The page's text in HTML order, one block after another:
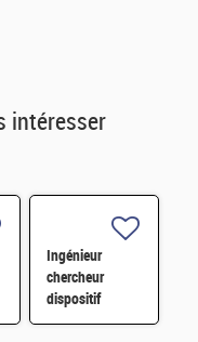
intéresser
Ingénieur
chercheur
dispositif
quantique H/F